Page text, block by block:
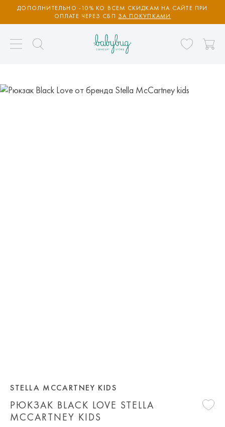
ДОПОЛНИТЕЛЬНО -10% КО ВСЕМ СКИДКАМ НА САЙТЕ ПРИ
ОПЛАТЕ ЧЕРЕЗ СБП ЗА ПОКУПКАМИ
РЮКЗАК BLACK LOVE STELLA
MCCARTNEY KIDS
STELLA MCCARTNEY KIDS